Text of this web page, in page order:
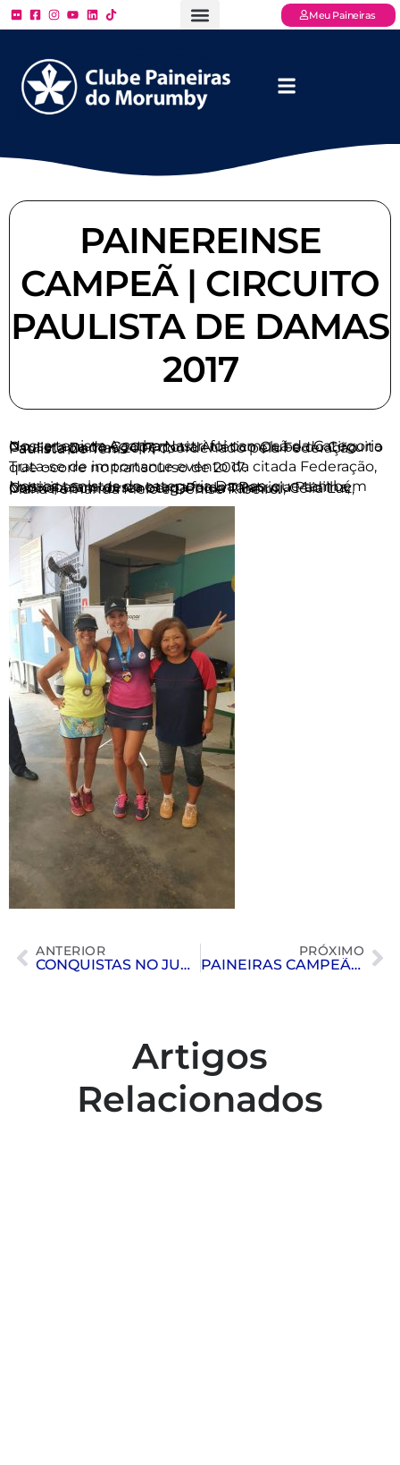
Meu Paineiras
PAINEREINSE
CAMPEÃ | CIRCUITO
PAULISTA DE DAMAS
2017
Nossa tenista Agatha Nastri foi campeã da Categoria C na etapa do Coopercotia Atlético Clube do Circuito Paulista Damas 2017, coordenado pela Federação Paulista de Tênis – FPT.
Trata-se de importante evento da citada Federação, que ocorre no transcurso de 2017.
Nossas tenistas da categoria Damas, que também participaram desta etapa foram: Patricia Padilha, Gabriela Schnorrenberg, Paula Tannuri, Célia Luz, Maria Fernanda Melo e Denise Ribeiro.
ANTERIOR
CONQUISTAS NO JUDÔ | OPEN LIMA
PRÓXIMO
PAINEIRAS CAMPEÃO | COPA BRASIL SUB 15 MASCULINO DE POLO AQUÁTICO
Artigos
Relacionados